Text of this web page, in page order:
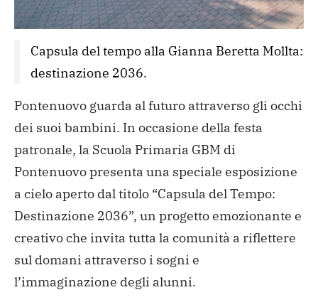
Capsula del tempo alla Gianna Beretta Mollta:
destinazione 2036.
Pontenuovo guarda al futuro attraverso gli occhi
dei suoi bambini. In occasione della festa
patronale, la Scuola Primaria GBM di
Pontenuovo presenta una speciale esposizione
a cielo aperto dal titolo “Capsula del Tempo:
Destinazione 2036”, un progetto emozionante e
creativo che invita tutta la comunità a riflettere
sul domani attraverso i sogni e
l’immaginazione degli alunni.